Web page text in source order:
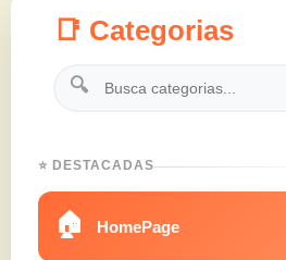
📑 Categorias
🔍
⭐ DESTACADAS
🏠 HomePage